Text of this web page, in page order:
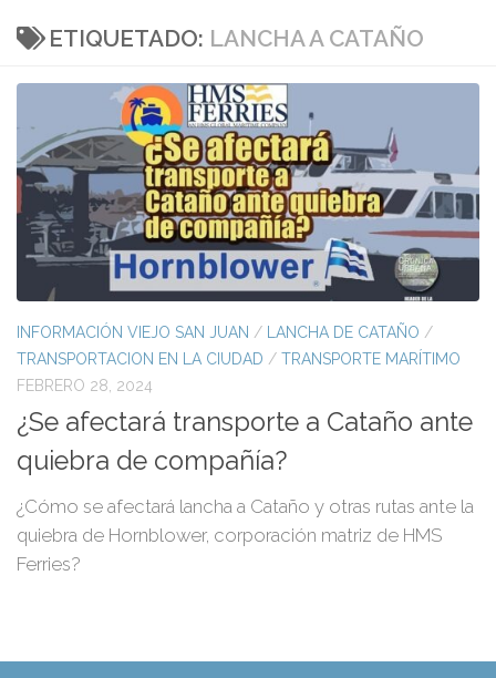
ETIQUETADO: LANCHA A CATAÑO
INFORMACIÓN VIEJO SAN JUAN / LANCHA DE CATAÑO /
TRANSPORTACION EN LA CIUDAD / TRANSPORTE MARÍTIMO
FEBRERO 28, 2024
¿Se afectará transporte a Cataño ante
quiebra de compañía?
¿Cómo se afectará lancha a Cataño y otras rutas ante la
quiebra de Hornblower, corporación matriz de HMS
Ferries?